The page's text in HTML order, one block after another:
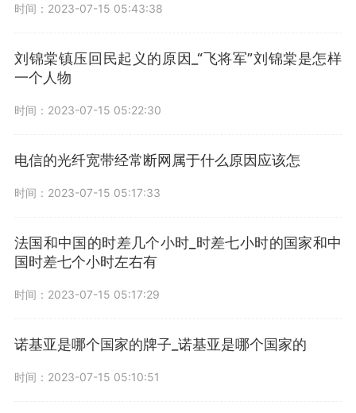
时间：2023-07-15 05:43:38
刘锦棠镇压回民起义的原因_“飞将军”刘锦棠是怎样
一个人物
时间：2023-07-15 05:22:30
电信的光纤宽带经常断网属于什么原因应该怎
时间：2023-07-15 05:17:33
法国和中国的时差几个小时_时差七小时的国家和中
国时差七个小时左右有
时间：2023-07-15 05:17:29
诺基亚是哪个国家的牌子_诺基亚是哪个国家的
时间：2023-07-15 05:10:51